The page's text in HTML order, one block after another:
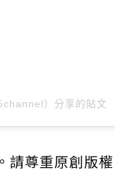
）分享的貼文
請尊重原創版